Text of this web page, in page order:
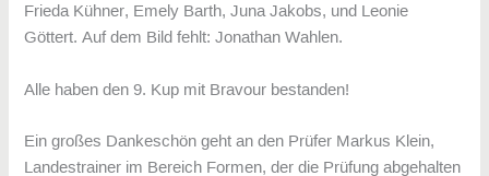
Frieda Kühner, Emely Barth, Juna Jakobs, und Leonie
Göttert. Auf dem Bild fehlt: Jonathan Wahlen.
Alle haben den 9. Kup mit Bravour bestanden!
Ein großes Dankeschön geht an den Prüfer Markus Klein,
Landestrainer im Bereich Formen, der die Prüfung abgehalten